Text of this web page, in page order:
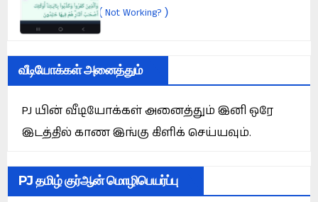
(Not Working? )
வீடியோக்கள் அனைத்தும்
PJ யின் வீடியோக்கள் அனைத்தும் இனி ஒரே
இடத்தில் காண இங்கு கிளிக் செய்யவும்.
PJ தமிழ் குர்ஆன் மொழிபெயர்ப்பு